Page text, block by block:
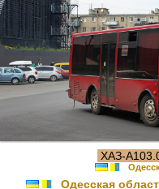
ХАЗ-
Одесская